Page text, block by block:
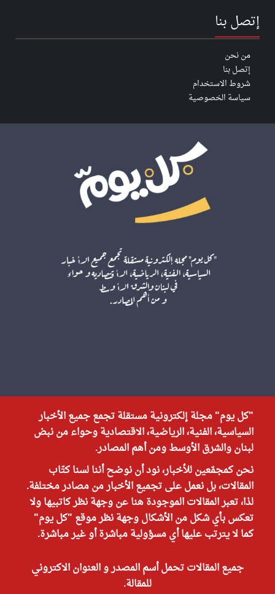
إتصل بنا
من نحن
إتصل بنا
شروط الاستخدام
سياسة الخصوصية
"كل يوم" مجلة إلكترونية مستقلة تجمع جميع الأخبار
السياسية، الفنية، الرياضية، الاقتصادية وحواء من نبض
لبنان والشرق الأوسط ومن أهم المصادر.
نحن كمجمّعين للأخبار، نود أن نوضح أننا لسنا كتّاب
المقالات، بل نعمل على تجميع الأخبار من مصادر مختلفة.
لذا، تعبر المقالات الموجودة هنا عن وجهة نظر كاتبيها ولا
تعكس بأي شكل من الأشكال وجهة نظر موقع "كل يوم"
كما لا يترتب عليها أي مسؤولية مباشرة أو غير مباشرة.
جميع المقالات تحمل أسم المصدر و العنوان الاكتروني
للمقالة.